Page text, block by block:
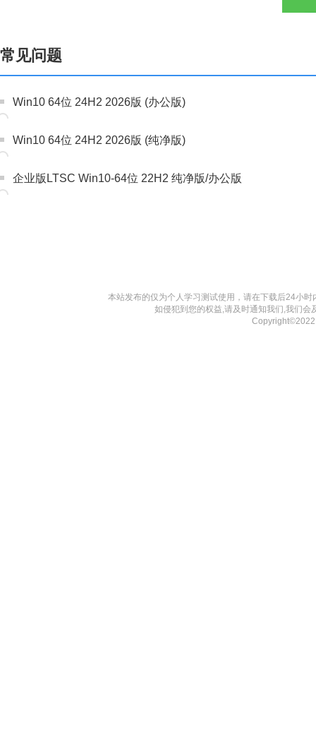
常见问题
Win10 64位 24H2 2026版 (办公版)
Win10 64位 24H2 2026版 (纯净版)
企业版LTSC Win10-64位 22H2 纯净版/办公版
本站发布的仅为个人学习测试使用，请在下载后24小
如侵犯到您的权益,请及时通知我们,我们
Copyright©2022